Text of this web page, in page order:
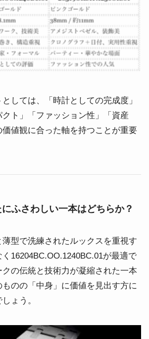
しては、「時計としての完成度」
クト」「ファッション性」「資産
値観に合った軸を持つことが重要
ふさわしい一本はどちらか？
型で洗練されたルックスを重視す
16204BC.OO.1240BC.01が最適で
の伝統と技術力が凝縮された一本
のの「中身」に価値を見出す方に
ょう。